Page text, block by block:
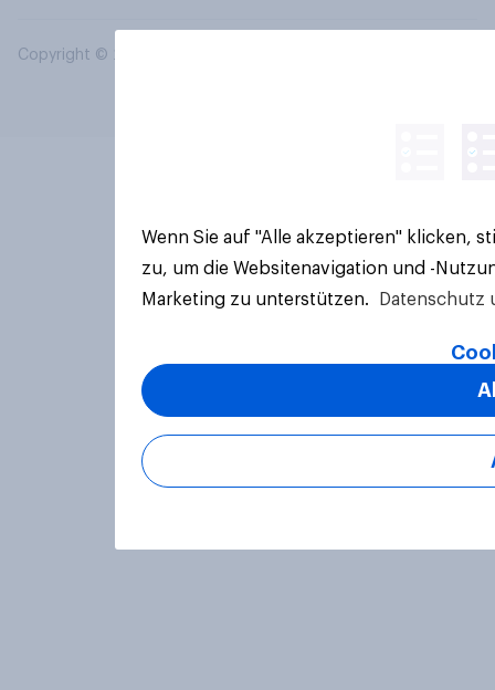
Copyright © 2026 YouGov PLC. Alle Rechte vorbehalten.
Wenn Sie auf "Alle akzeptieren" klicken,
zu, um die Websitenavigation und -
Marketing zu unterstützen.
Datenschutz